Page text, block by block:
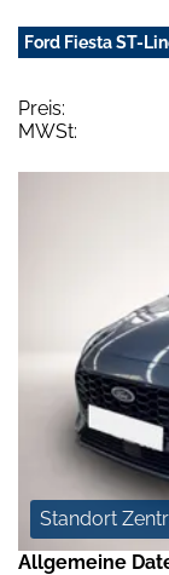
Ford Fiesta ST-
Preis:
MWSt:
Standort
Allgemeine